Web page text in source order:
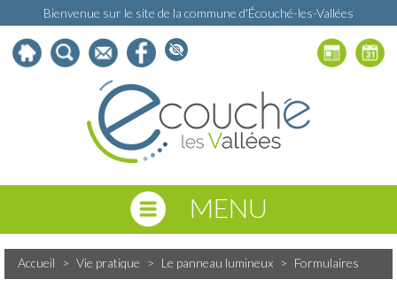
Bienvenue sur le site de la commune d'Écouché-les-Vallées
MENU
Accueil > Vie pratique > Le panneau lumineux > Formulaires